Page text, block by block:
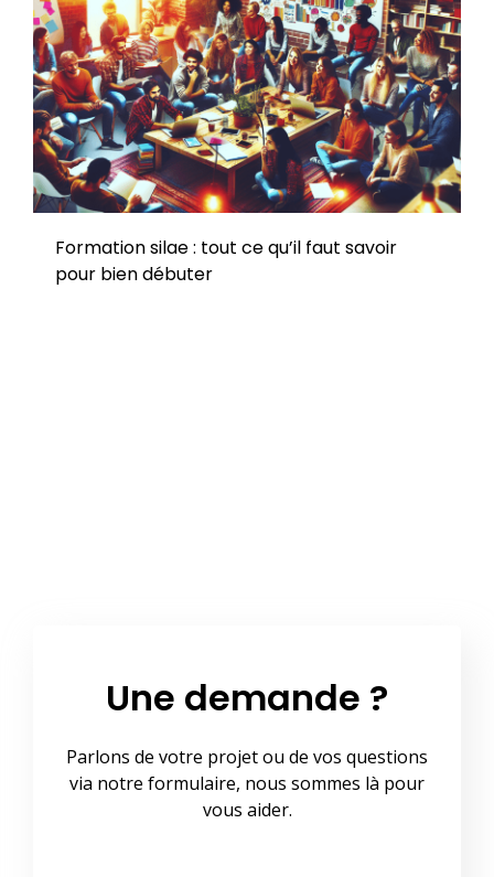
Formation silae : tout ce qu’il faut savoir
pour bien débuter
Une demande ?
Parlons de votre projet ou de vos questions
via notre formulaire, nous sommes là pour
vous aider.